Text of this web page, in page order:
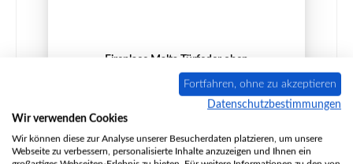
Fireplace Malta Türfeder oben
Produktnummer: 01023032
Hersteller:Fireplace
Fortfahren, ohne zu akzeptieren
Datenschutzbestimmungen
Wir verwenden Cookies
Wir können diese zur Analyse unserer Besucherdaten platzieren, um unsere
Webseite zu verbessern, personalisierte Inhalte anzuzeigen und Ihnen ein